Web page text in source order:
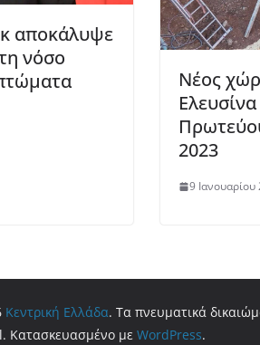
αποκάλυψε
νόσο
Νέος
2023
9 Ιανουαρίου
Κεντρική Ελλάδα. Τα πνευματικά
Κατασκευασμένο με WordPress.